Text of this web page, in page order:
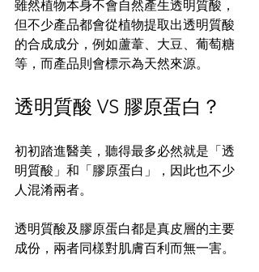
雖然植物本身不會自然產生透明質酸，
但不少產品都會從植物提取出透明質酸
的合成成分，例如蘆葦、大豆、葡萄糖
等，而產品則會標示為天然來源。
透明質酸 VS 膠原蛋白？
初初踏進醫美，聽得最多必然就是「透
明質酸」和「膠原蛋白」，因此也不少
人混淆兩者。
透明質酸及膠原蛋白都是真皮層的主要
成份，兩者同樣對肌膚百利而無一害。